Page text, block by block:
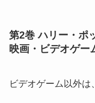
第2巻 ハリー・ポ
映画・ビデオゲー
ビデオゲーム以外